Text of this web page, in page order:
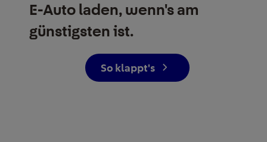
E-Auto laden, wenn's am
günstigsten ist.
So klappt's